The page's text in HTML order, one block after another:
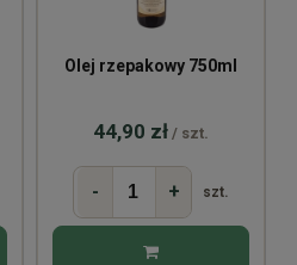
Olej rzepakowy 750ml
44,90 zł / szt.
- + szt.